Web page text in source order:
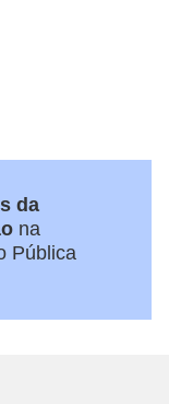
da
na
Pública